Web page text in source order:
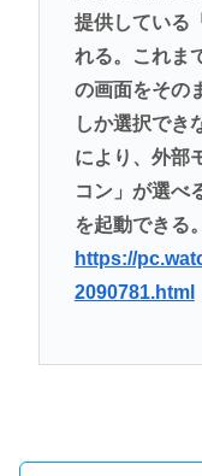
提供している
れる。これま
の画面をその
しか選択でき
により、外部
コン」が選べ
を起動できる。
https://
2090781.html